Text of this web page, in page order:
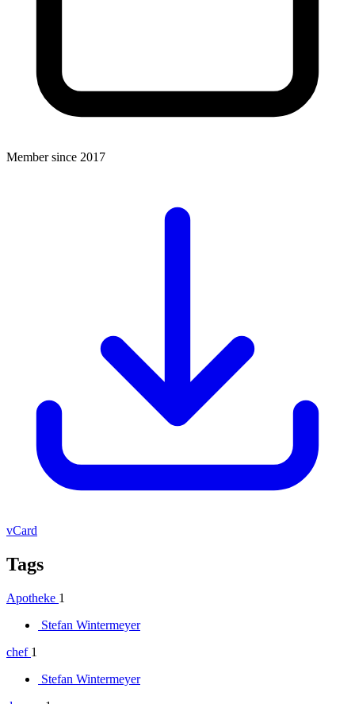
Member since 2017
vCard
Tags
Apotheke 1
Stefan Wintermeyer
chef 1
Stefan Wintermeyer